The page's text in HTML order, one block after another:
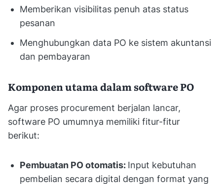
Memberikan visibilitas penuh atas status
pesanan
Menghubungkan data PO ke sistem akuntansi
dan pembayaran
Komponen utama dalam software PO
Agar proses procurement berjalan lancar,
software PO umumnya memiliki fitur-fitur
berikut:
Pembuatan PO otomatis: Input kebutuhan
pembelian secara digital dengan format yang